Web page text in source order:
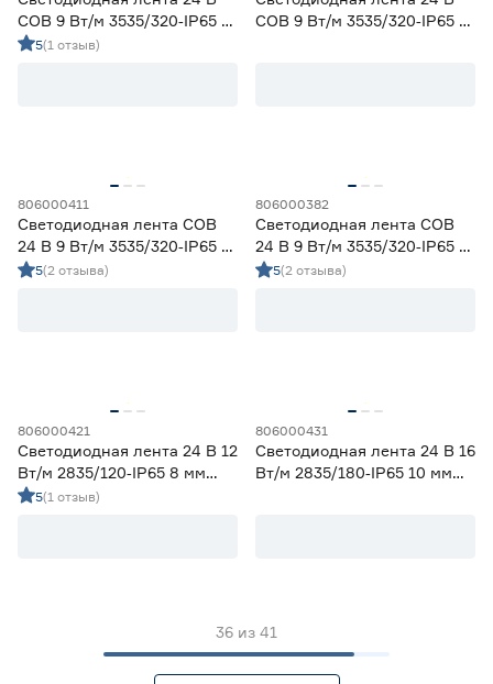
COB 9 Вт/м 3535/320‑IP65 5
мм фиолетовый 5 м Geniled
5(1 отзыв)
COB 9 Вт/м 3535/320‑IP65 5
806000411
Светодиодная лента COB
24 В 9 Вт/м 3535/320‑IP65 5
мм дневной 3 м Geniled
5(2 отзыва)
806000382
Светодиодная лента COB
24 В 9 Вт/м 3535/320‑IP65 5
мм теплый 3 м Geniled
5(2 отзыва)
806000421
Светодиодная лента 24 В 12
Вт/м 2835/120‑IP65 8 мм
дневной 5 м Geniled
5(1 отзыв)
806000431
Светодиодная лента 24 В 16
Вт/м 2835/180‑IP65 10 мм
36 из 41